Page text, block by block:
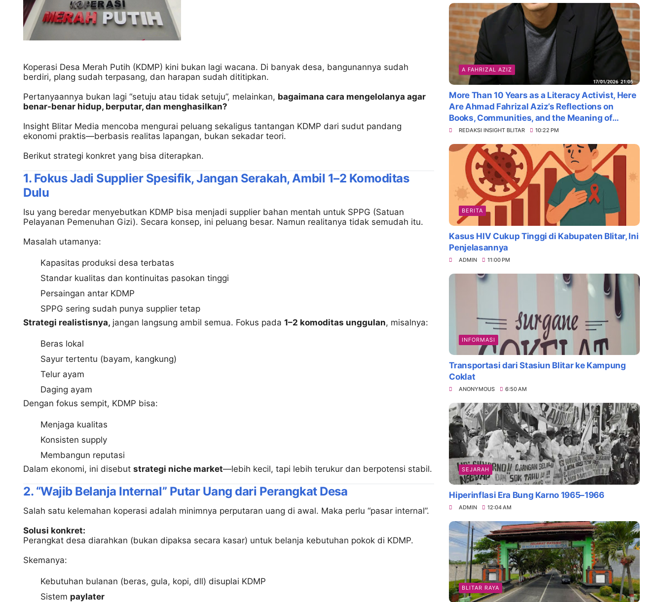
Koperasi Desa Merah Putih (KDMP) kini bukan lagi wacana. Di banyak desa, bangunannya sudah
berdiri, plang sudah terpasang, dan harapan sudah dititipkan.
Pertanyaannya bukan lagi “setuju atau tidak setuju”, melainkan, bagaimana cara mengelolanya agar
benar-benar hidup, berputar, dan menghasilkan?
Insight Blitar Media mencoba mengurai peluang sekaligus tantangan KDMP dari sudut pandang
ekonomi praktis—berbasis realitas lapangan, bukan sekadar teori.
Berikut strategi konkret yang bisa diterapkan.
1. Fokus Jadi Supplier Spesifik, Jangan Serakah, Ambil 1–2 Komoditas
Dulu
Isu yang beredar menyebutkan KDMP bisa menjadi supplier bahan mentah untuk SPPG (Satuan
Pelayanan Pemenuhan Gizi). Secara konsep, ini peluang besar. Namun realitanya tidak semudah itu.
Masalah utamanya:
Kapasitas produksi desa terbatas
Standar kualitas dan kontinuitas pasokan tinggi
Persaingan antar KDMP
SPPG sering sudah punya supplier tetap
Strategi realistisnya, jangan langsung ambil semua. Fokus pada 1–2 komoditas unggulan, misalnya:
Beras lokal
Sayur tertentu (bayam, kangkung)
Telur ayam
Daging ayam
Dengan fokus sempit, KDMP bisa:
Menjaga kualitas
Konsisten supply
Membangun reputasi
Dalam ekonomi, ini disebut strategi niche market—lebih kecil, tapi lebih terukur dan berpotensi stabil.
2. “Wajib Belanja Internal” Putar Uang dari Perangkat Desa
Salah satu kelemahan koperasi adalah minimnya perputaran uang di awal. Maka perlu “pasar internal”.
Solusi konkret:
Perangkat desa diarahkan (bukan dipaksa secara kasar) untuk belanja kebutuhan pokok di KDMP.
Skemanya:
Kebutuhan bulanan (beras, gula, kopi, dll) disuplai KDMP
Sistem paylater
A FAHRIZAL AZIZ
More Than 10 Years as a Literacy Activist, Here
Are Ahmad Fahrizal Aziz’s Reflections on
Books, Communities, and the Meaning of
Survival
REDAKSI INSIGHT BLITAR 10:22 PM
BERITA
Kasus HIV Cukup Tinggi di Kabupaten Blitar, Ini
Penjelasannya
ADMIN 11:00 PM
INFORMASI
Transportasi dari Stasiun Blitar ke Kampung
Coklat
ANONYMOUS 6:50 AM
SEJARAH
Hiperinflasi Era Bung Karno 1965–1966
ADMIN 12:04 AM
BLITAR RAYA